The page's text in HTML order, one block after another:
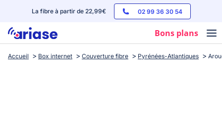
La fibre à partir de 22,99€ 02 99 36 30 54
Bons plans
Box internet
Accueil Box internet Couverture fibre Pyrénées-Atlantiques